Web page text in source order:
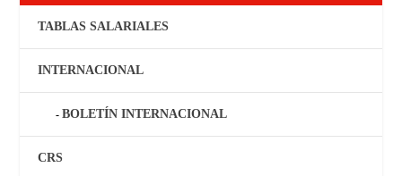
TABLAS SALARIALES
INTERNACIONAL
BOLETÍN INTERNACIONAL
CRS